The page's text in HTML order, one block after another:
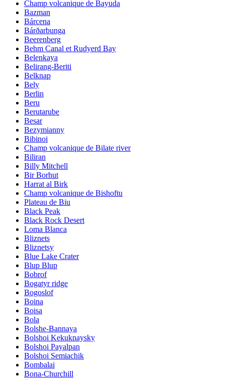
Champ volcanique de Bayuda
Bazman
Bárcena
Bárðarbunga
Beerenberg
Behm Canal et Rudyerd Bay
Belenkaya
Belirang-Beriti
Belknap
Bely
Berlin
Beru
Berutarube
Besar
Bezymianny
Bibinoi
Champ volcanique de Bilate river
Biliran
Billy Mitchell
Bir Borhut
Harrat al Birk
Champ volcanique de Bishoftu
Plateau de Biu
Black Peak
Black Rock Desert
Loma Blanca
Bliznets
Bliznetsy
Blue Lake Crater
Blup Blup
Bobrof
Bogatyr ridge
Bogoslof
Boina
Boisa
Bola
Bolshe-Bannaya
Bolshoi Kekuknaysky
Bolshoi Payalpan
Bolshoi Semiachik
Bombalai
Bona-Churchill